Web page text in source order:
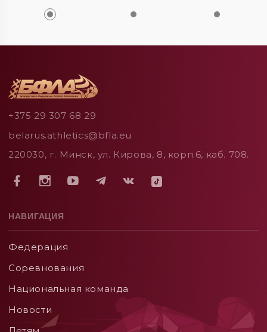
+375 29 307 68 29
belarus.athletics@bfla.eu
220030, г. Минск, ул. Кирова, 8, корп.6, каб. 708.
НАВИГАЦИЯ
Федерация
Соревнования
Национальная команда
Новости